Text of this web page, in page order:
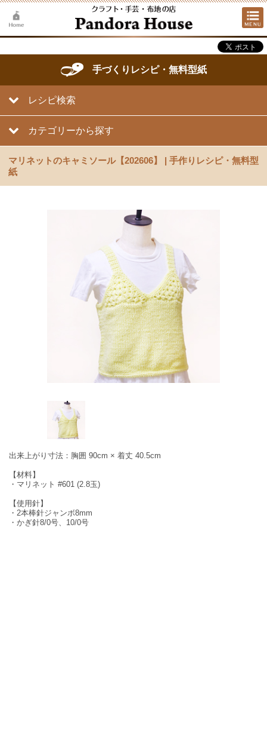
手づくりレシピ・無料型紙
レシピ検索
カテゴリーから探す
マリネットのキャミソール【202606】 | 手作りレシピ・無料型
紙
出来上がり寸法：胸囲 90cm × 着丈 40.5cm
【材料】
・マリネット #601 (2.8玉)
【使用針】
・2本棒針ジャンボ8mm
・かぎ針8/0号、10/0号